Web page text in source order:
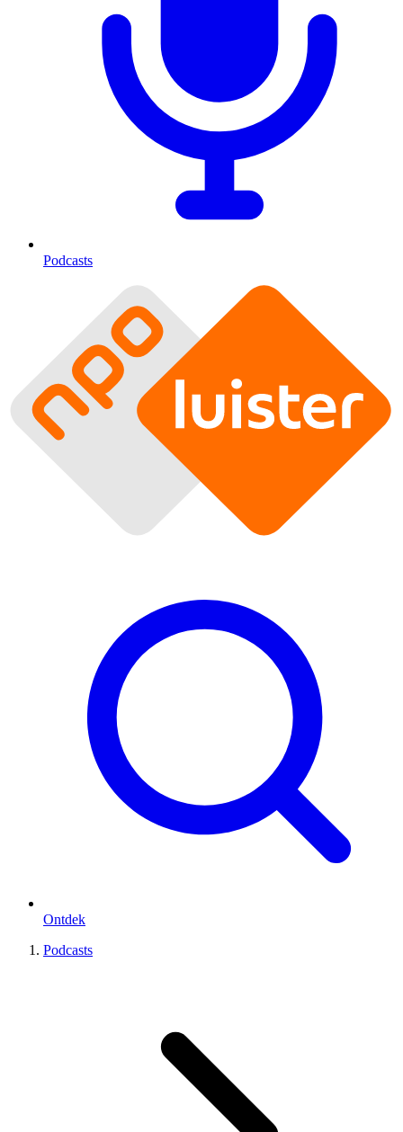
Podcasts
Ontdek
Podcasts